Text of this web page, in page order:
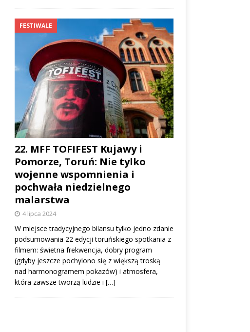
FESTIWALE
22. MFF TOFIFEST Kujawy i
Pomorze, Toruń: Nie tylko
wojenne wspomnienia i
pochwała niedzielnego
malarstwa
4 lipca 2024
W miejsce tradycyjnego bilansu tylko jedno zdanie
podsumowania 22 edycji toruńskiego spotkania z
filmem: świetna frekwencja, dobry program
(gdyby jeszcze pochylono się z większą troską
nad harmonogramem pokazów) i atmosfera,
która zawsze tworzą ludzie i […]